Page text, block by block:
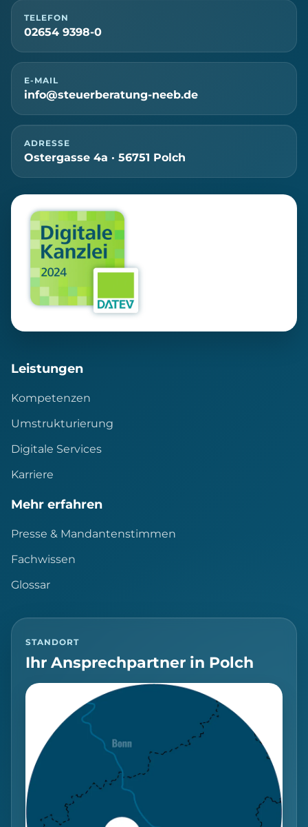
TELEFON
02654 9398-0
E-MAIL
info@steuerberatung-neeb.de
ADRESSE
Ostergasse 4a · 56751 Polch
Leistungen
Kompetenzen
Umstrukturierung
Digitale Services
Karriere
Mehr erfahren
Presse & Mandantenstimmen
Fachwissen
Glossar
STANDORT
Ihr Ansprechpartner in Polch